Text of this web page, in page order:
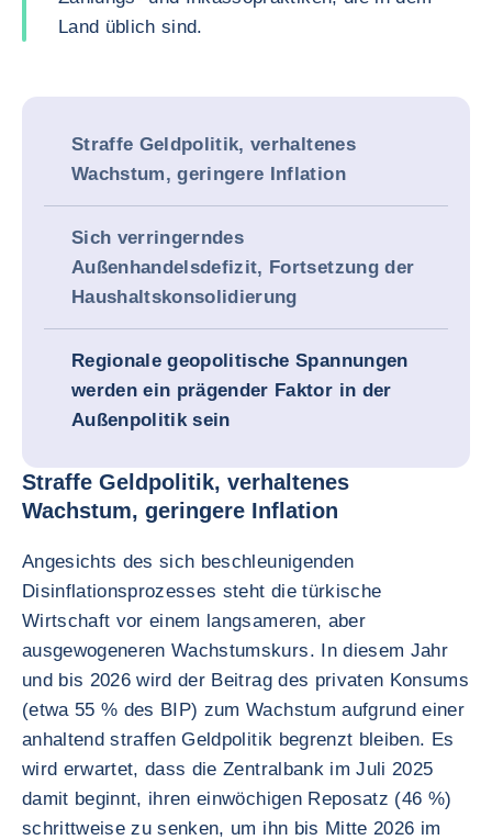
Land üblich sind.
Straffe Geldpolitik, verhaltenes
Wachstum, geringere Inflation
Sich verringerndes
Außenhandelsdefizit, Fortsetzung der
Haushaltskonsolidierung
Regionale geopolitische Spannungen
werden ein prägender Faktor in der
Außenpolitik sein
Straffe Geldpolitik, verhaltenes
Wachstum, geringere Inflation
Angesichts des sich beschleunigenden
Disinflationsprozesses steht die türkische
Wirtschaft vor einem langsameren, aber
ausgewogeneren Wachstumskurs. In diesem Jahr
und bis 2026 wird der Beitrag des privaten Konsums
(etwa 55 % des BIP) zum Wachstum aufgrund einer
anhaltend straffen Geldpolitik begrenzt bleiben. Es
wird erwartet, dass die Zentralbank im Juli 2025
damit beginnt, ihren einwöchigen Reposatz (46 %)
schrittweise zu senken, um ihn bis Mitte 2026 im